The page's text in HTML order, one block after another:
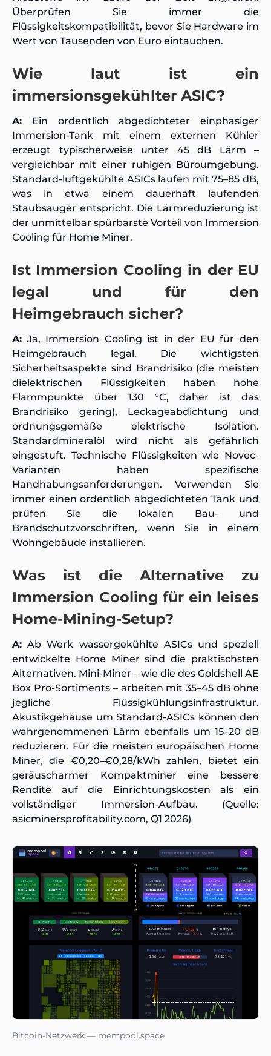
Überprüfen Sie immer die
Flüssigkeitskompatibilität, bevor Sie Hardware im
Wert von Tausenden von Euro eintauchen.
Wie laut ist ein
immersionsgekühlter ASIC?
A: Ein ordentlich abgedichteter einphasiger
Immersion-Tank mit einem externen Kühler
erzeugt typischerweise unter 45 dB Lärm –
vergleichbar mit einer ruhigen Büroumgebung.
Standard-luftgekühlte ASICs laufen mit 75–85 dB,
was in etwa einem dauerhaft laufenden
Staubsauger entspricht. Die Lärmreduzierung ist
der unmittelbar spürbarste Vorteil von Immersion
Cooling für Home Miner.
Ist Immersion Cooling in der EU
legal und für den
Heimgebrauch sicher?
A: Ja, Immersion Cooling ist in der EU für den
Heimgebrauch legal. Die wichtigsten
Sicherheitsaspekte sind Brandrisiko (die meisten
dielektrischen Flüssigkeiten haben hohe
Flammpunkte über 130 °C, daher ist das
Brandrisiko gering), Leckageabdichtung und
ordnungsgemäße elektrische Isolation.
Standardmineralöl wird nicht als gefährlich
eingestuft. Technische Flüssigkeiten wie Novec-
Varianten haben spezifische
Handhabungsanforderungen. Verwenden Sie
immer einen ordentlich abgedichteten Tank und
prüfen Sie die lokalen Bau- und
Brandschutzvorschriften, wenn Sie in einem
Wohngebäude installieren.
Was ist die Alternative zu
Immersion Cooling für ein leises
Home-Mining-Setup?
A: Ab Werk wassergekühlte ASICs und speziell
entwickelte Home Miner sind die praktischsten
Alternativen. Mini-Miner – wie die des Goldshell AE
Box Pro-Sortiments – arbeiten mit 35–45 dB ohne
jegliche Flüssigkühlungsinfrastruktur.
Akustikgehäuse um Standard-ASICs können den
wahrgenommenen Lärm ebenfalls um 15–20 dB
reduzieren. Für die meisten europäischen Home
Miner, die €0,20–€0,28/kWh zahlen, bietet ein
geräuscharmer Kompaktminer eine bessere
Rendite auf die Einrichtungskosten als ein
vollständiger Immersion-Aufbau. (Quelle:
asicminersprofitability.com, Q1 2026)
Bitcoin-Netzwerk — mempool.space